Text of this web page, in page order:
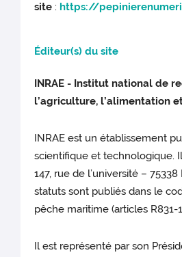
site : https://
Éditeur(s) du site
INRAE - Institut national de
l’agriculture, l’alimentation
INRAE est un établissement
scientifique et technologique.
147, rue de l’université –
statuts sont publiés dans le
pêche maritime (articles R831-
Il est représenté par son